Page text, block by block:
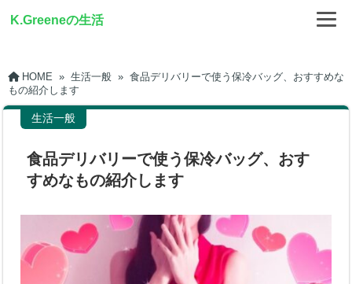
K.Greeneの生活
HOME » 生活一般 » 食品デリバリーで使う保冷バッグ、おすすめな
もの紹介します
生活一般
食品デリバリーで使う保冷バッグ、おす
すめなもの紹介します